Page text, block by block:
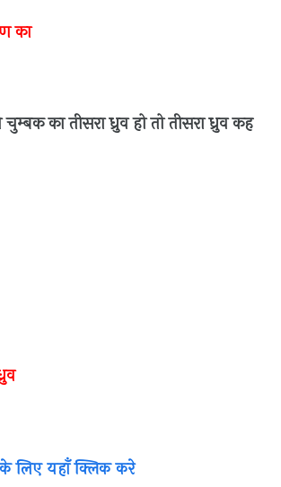
का
चुम्बककातीसराध्रुवहोतोतीसराध्रुवकह
लिए यहाँ क्लिक करे